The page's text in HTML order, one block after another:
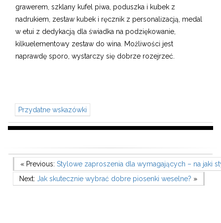
grawerem, szklany kufel piwa, poduszka i kubek z
nadrukiem, zestaw kubek i ręcznik z personalizacją, medal
w etui z dedykacją dla świadka na podziękowanie,
kilkuelementowy zestaw do wina. Możliwości jest
naprawdę sporo, wystarczy się dobrze rozejrzeć.
Przydatne wskazówki
Nawigacja
wpisu
Previous Post
« Previous: Stylowe zaproszenia dla wymagających – na jaki
Next Post
Next: Jak skutecznie wybrać dobre piosenki weselne? »